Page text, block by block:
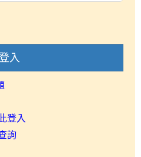
入
登入
詢